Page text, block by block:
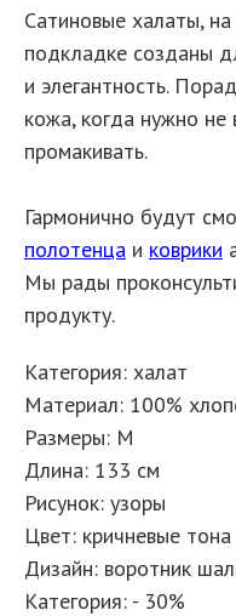
Сатиновые халаты,
подкладке созданы
и элегантность.
кожа, когда нужно не
промакивать.
Гармонично будут
полотенца и коврики
Мы рады
продукту.
Категория: халат
Материал: 100%
Размеры: M
Длина: 133 см
Рисунок: узоры
Цвет: кричневые тона
Дизайн: воротник
Категория: - 30%